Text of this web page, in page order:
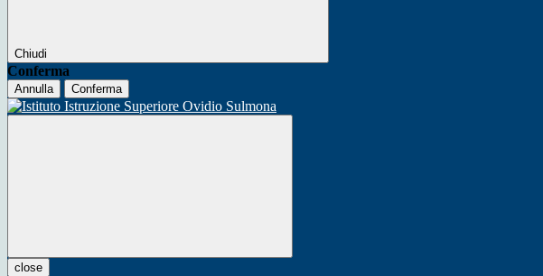
Chiudi
Conferma
Annulla Conferma
close